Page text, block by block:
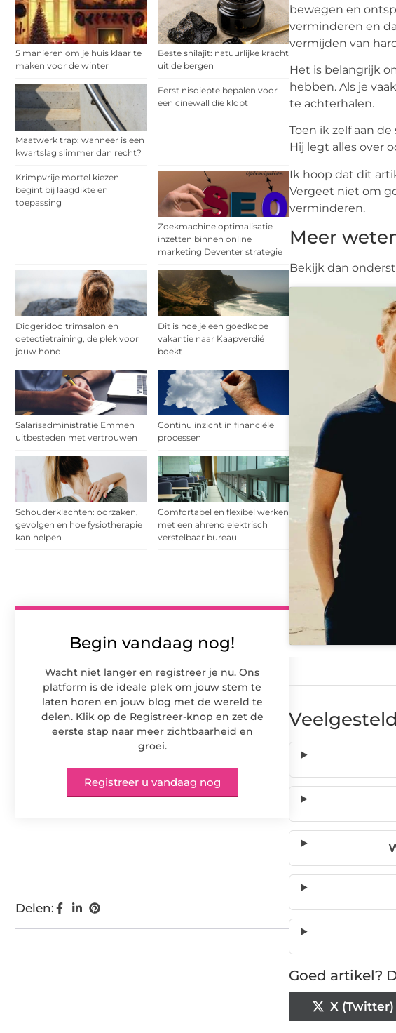
5 manieren om je huis klaar te
maken voor de winter
Beste shilajit: natuurlijke kracht
uit de bergen
Maatwerk trap: wanneer is een
kwartslag slimmer dan recht?
Eerst nisdiepte bepalen voor
een cinewall die klopt
Krimpvrije mortel kiezen
begint bij laagdikte en
toepassing
Zoekmachine optimalisatie
inzetten binnen online
marketing Deventer strategie
Didgeridoo trimsalon en
detectietraining, de plek voor
jouw hond
Dit is hoe je een goedkope
vakantie naar Kaapverdië
boekt
Salarisadministratie Emmen
uitbesteden met vertrouwen
Continu inzicht in financiële
processen
Schouderklachten: oorzaken,
gevolgen en hoe fysiotherapie
kan helpen
Comfortabel en flexibel werken
met een ahrend elektrisch
verstelbaar bureau
Begin vandaag nog!
Wacht niet langer en registreer je nu. Ons
platform is de ideale plek om jouw stem te
laten horen en jouw blog met de wereld te
delen. Klik op de Registreer-knop en zet de
eerste stap naar meer zichtbaarheid en
groei.
Registreer u vandaag nog
Delen:
bewegen en
verminderen en
vermijden van
Het is belangrijk
hebben. Als je
te achterhalen.
Toen ik zelf aan
Hij legt alles over
Ik hoop dat dit
Vergeet niet om
verminderen.
Meer
Bekijk dan
Goed artikel?
X (Twitter)